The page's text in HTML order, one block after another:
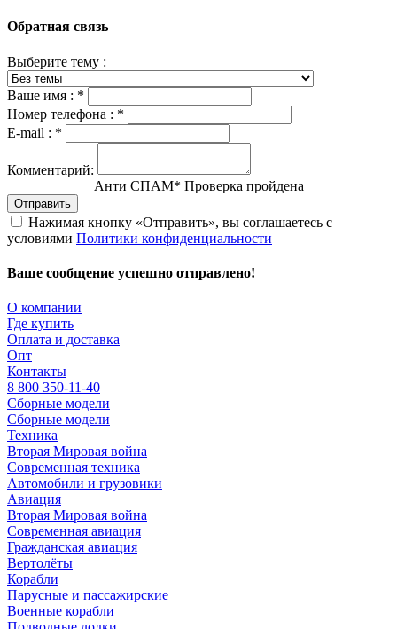
Обратная связь
Выберите тему :
Ваше имя : *
Номер телефона : *
E-mail : *
Комментарий:
Анти СПАМ* Проверка пройдена
Отправить
Нажимая кнопку «Отправить», вы соглашаетесь с
условиями Политики конфиденциальности
Ваше сообщение успешно отправлено!
О компании
Где купить
Оплата и доставка
Опт
Контакты
8 800 350-11-40
Сборные модели
Сборные модели
Техника
Вторая Мировая война
Современная техника
Автомобили и грузовики
Авиация
Вторая Мировая война
Современная авиация
Гражданская авиация
Вертолёты
Корабли
Парусные и пассажирские
Военные корабли